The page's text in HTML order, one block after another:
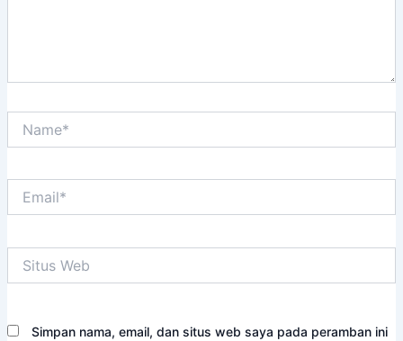
Web
Simpan nama, email, dan situs web saya pada peramban ini